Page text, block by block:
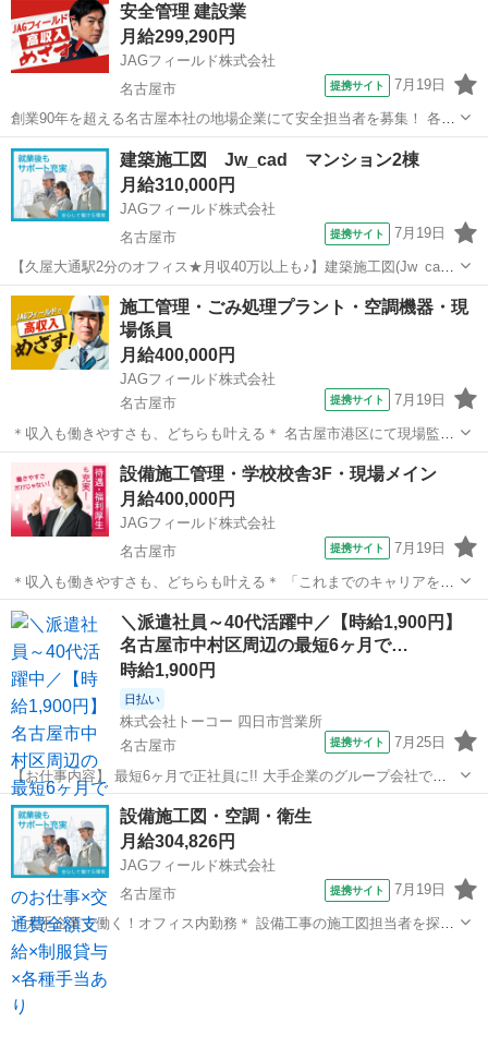
安全管理 建設業
月給299,290円
JAGフィールド株式会社
名古屋市
提携サイト 7月19日
創業90年を超える名古屋本社の地場企業にて安全担当者を募集！ 各現
場での安全管理業務に専念頂きます。 【担当業務】 ◆安全管理 ◆現
場内の見回り・指示出し ◆パトロール ◆朝礼・昼礼・終礼でのKY活
動 対...
愛知 名古屋市 その他
建築施工図 Jw_cad マンション2棟
月給310,000円
JAGフィールド株式会社
名古屋市
提携サイト 7月19日
【久屋大通駅2分のオフィス★月収40万以上も♪】建築施工図(Jw_cad/
マンション2棟) ＜残業少なめ★オンライン面談OK＞マンション新築に
伴なう施工図担当です。RC造9階建の建築図面を計2棟お任せします。
現場常駐では...
愛知 名古屋市 その他
施工管理・ごみ処理プラント・空調機器・現
場係員
月給400,000円
JAGフィールド株式会社
名古屋市
提携サイト 7月19日
＊収入も働きやすさも、どちらも叶える＊ 名古屋市港区にて現場監督
の募集です。 「これまでのキャリアを活かし、より大きなフィールド
で活躍したい」 そんな方におすすめです。 勤務地や働き方に柔軟性が
あり、安定収入も可能です...
名古屋市 その他
設備施工管理・学校校舎3F・現場メイン
月給400,000円
JAGフィールド株式会社
名古屋市
提携サイト 7月19日
＊収入も働きやすさも、どちらも叶える＊ 「これまでのキャリアを活
かし、より大きなフィールドで活躍したい」 そんな方におすすめで
す。 勤務地や働き方に柔軟性があり、安定収入も可能です。 空調・衛
生設備に詳しい技術者を1名...
愛知 その他
＼派遣社員～40代活躍中／【時給1,900円】
名古屋市中村区周辺の最短6ヶ月で…
時給1,900円
日払い
株式会社トーコー 四日市営業所
名古屋市
提携サイト 7月25日
【お仕事内容】 最短6ヶ月で正社員に!! 大手企業のグループ会社で正
社員を目指せるお仕事です。 ～お仕事内容～ 設備保全(電計) 保全計画
に則した工事計画・手配・工事管理 電計備品の管理 起業、修繕などの
検討・見積など設備...
愛知 名古屋市 その他
設備施工図・空調・衛生
月給304,826円
JAGフィールド株式会社
名古屋市
提携サイト 7月19日
＊大手企業で働く！オフィス内勤務＊ 設備工事の施工図担当者を探し
ております。 ［対象］ ・オフィスビル、公共施設、マンションなど
・名古屋市内中心の各物件 ・空調・衛生・給排水設備 ・新築・
改修工事 ・就業...
愛知 名古屋市